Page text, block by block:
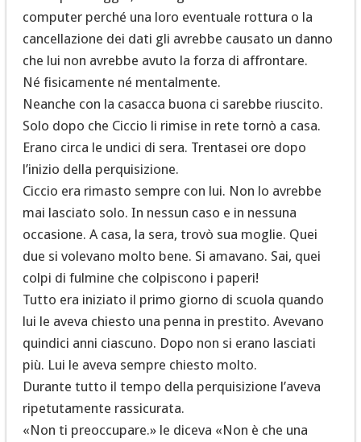
computer perché una loro eventuale rottura o la
cancellazione dei dati gli avrebbe causato un danno
che lui non avrebbe avuto la forza di affrontare.
Né fisicamente né mentalmente.
Neanche con la casacca buona ci sarebbe riuscito.
Solo dopo che Ciccio li rimise in rete tornò a casa.
Erano circa le undici di sera. Trentasei ore dopo
l’inizio della perquisizione.
Ciccio era rimasto sempre con lui. Non lo avrebbe
mai lasciato solo. In nessun caso e in nessuna
occasione. A casa, la sera, trovò sua moglie. Quei
due si volevano molto bene. Si amavano. Sai, quei
colpi di fulmine che colpiscono i paperi!
Tutto era iniziato il primo giorno di scuola quando
lui le aveva chiesto una penna in prestito. Avevano
quindici anni ciascuno. Dopo non si erano lasciati
più. Lui le aveva sempre chiesto molto.
Durante tutto il tempo della perquisizione l’aveva
ripetutamente rassicurata.
«Non ti preoccupare.» le diceva «Non è che una